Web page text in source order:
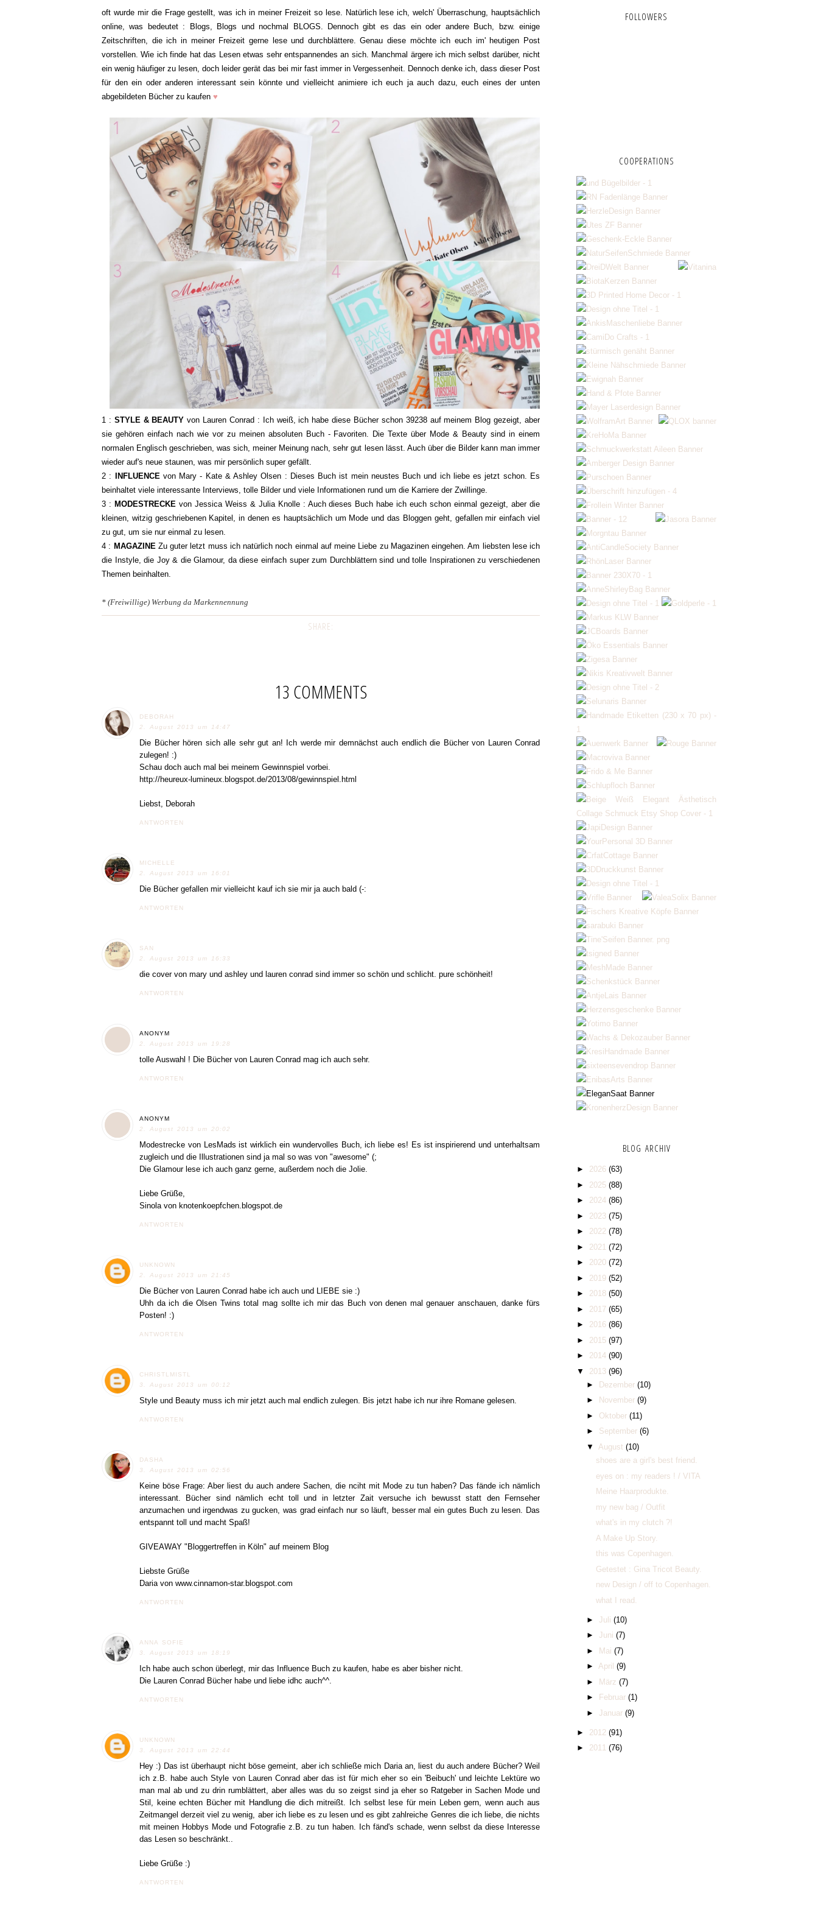
oft wurde mir die Frage gestellt, was ich in meiner Freizeit so lese. Natürlich lese ich, welch' Überraschung, hauptsächlich
online, was bedeutet : Blogs, Blogs und nochmal BLOGS. Dennoch gibt es das ein oder andere Buch, bzw. einige
Zeitschriften, die ich in meiner Freizeit gerne lese und durchblättere. Genau diese möchte ich euch im' heutigen Post
vorstellen. Wie ich finde hat das Lesen etwas sehr entspannendes an sich. Manchmal ärgere ich mich selbst darüber, nicht
ein wenig häufiger zu lesen, doch leider gerät das bei mir fast immer in Vergessenheit. Dennoch denke ich, dass dieser Post
für den ein oder anderen interessant sein könnte und vielleicht animiere ich euch ja auch dazu, euch eines der unten
abgebildeten Bücher zu kaufen ♥
1 : STYLE & BEAUTY von Lauren Conrad : Ich weiß, ich habe diese Bücher schon 39238 auf meinem Blog gezeigt, aber
sie gehören einfach nach wie vor zu meinen absoluten Buch - Favoriten. Die Texte über Mode & Beauty sind in einem
normalen Englisch geschrieben, was sich, meiner Meinung nach, sehr gut lesen lässt. Auch über die Bilder kann man immer
wieder auf's neue staunen, was mir persönlich super gefällt.
2 :
INFLUENCE von Mary - Kate & Ashley Olsen : Dieses Buch ist mein neustes Buch und ich liebe es jetzt schon. Es
beinhaltet viele interessante Interviews, tolle Bilder und viele Informationen rund um die Karriere der Zwillinge.
3 : MODESTRECKE von Jessica Weiss & Julia Knolle : Auch dieses Buch habe ich euch schon einmal gezeigt, aber die
kleinen, witzig geschriebenen Kapitel, in denen es hauptsächlich um Mode und das Bloggen geht, gefallen mir einfach viel
zu gut, um sie nur einmal zu lesen.
4 : MAGAZINE Zu guter letzt muss ich natürlich noch einmal auf meine Liebe zu Magazinen eingehen. Am liebsten lese ich
die Instyle, die Joy & die Glamour, da diese einfach super zum Durchblättern sind und tolle Inspirationen zu verschiedenen
Themen beinhalten.
* (Freiwillige) Werbung da Markennennung
SHARE:
13 COMMENTS
DEBORAH
2. August 2013 um 14:47
Die Bücher hören sich alle sehr gut an! Ich werde mir demnächst auch endlich die Bücher von Lauren Conrad
zulegen! :)
Schau doch auch mal bei meinem Gewinnspiel vorbei.
http://heureux-lumineux.blogspot.de/2013/08/gewinnspiel.html
Liebst, Deborah
ANTWORTEN
MICHELLE
2. August 2013 um 16:01
Die Bücher gefallen mir vielleicht kauf ich sie mir ja auch bald (-:
ANTWORTEN
SAN
2. August 2013 um 16:33
die cover von mary und ashley und lauren conrad sind immer so schön und schlicht. pure schönheit!
ANTWORTEN
ANONYM
2. August 2013 um 19:28
tolle Auswahl ! Die Bücher von Lauren Conrad mag ich auch sehr.
ANTWORTEN
ANONYM
2. August 2013 um 20:02
Modestrecke von LesMads ist wirklich ein wundervolles Buch, ich liebe es! Es ist inspirierend und unterhaltsam
zugleich und die Illustrationen sind ja mal so was von "awesome" (;
Die Glamour lese ich auch ganz gerne, außerdem noch die Jolie.
Liebe Grüße,
Sinola von knotenkoepfchen.blogspot.de
ANTWORTEN
UNKNOWN
2. August 2013 um 21:45
Die Bücher von Lauren Conrad habe ich auch und LIEBE sie :)
Uhh da ich die Olsen Twins total mag sollte ich mir das Buch von denen mal genauer anschauen, danke fürs
Posten! :)
ANTWORTEN
CHRISTLMISTL
3. August 2013 um 00:12
Style und Beauty muss ich mir jetzt auch mal endlich zulegen. Bis jetzt habe ich nur ihre Romane gelesen.
ANTWORTEN
DASHA
3. August 2013 um 02:56
Keine böse Frage: Aber liest du auch andere Sachen, die nciht mit Mode zu tun haben? Das fände ich nämlich
interessant. Bücher sind nämlich echt toll und in letzter Zait versuche ich bewusst statt den Fernseher
anzumachen und irgendwas zu gucken, was grad einfach nur so läuft, besser mal ein gutes Buch zu lesen. Das
entspannt toll und macht Spaß!
GIVEAWAY "Bloggertreffen in Köln" auf meinem Blog
Liebste Grüße
Daria von www.cinnamon-star.blogspot.com
ANTWORTEN
ANNA SOFIE
3. August 2013 um 18:19
Ich habe auch schon überlegt, mir das Influence Buch zu kaufen, habe es aber bisher nicht.
Die Lauren Conrad Bücher habe und liebe idhc auch^^.
ANTWORTEN
UNKNOWN
3. August 2013 um 22:44
Hey :) Das ist überhaupt nicht böse gemeint, aber ich schließe mich Daria an, liest du auch andere Bücher? Weil
ich z.B. habe auch Style von Lauren Conrad aber das ist für mich eher so ein 'Beibuch' und leichte Lektüre wo
man mal ab und zu drin rumblättert, aber alles was du so zeigst sind ja eher so Ratgeber in Sachen Mode und
Stil, keine echten Bücher mit Handlung die dich mitreißt. Ich selbst lese für mein Leben gern, wenn auch aus
Zeitmangel derzeit viel zu wenig, aber ich liebe es zu lesen und es gibt zahlreiche Genres die ich liebe, die nichts
mit meinen Hobbys Mode und Fotografie z.B. zu tun haben. Ich fänd's schade, wenn selbst da diese Interesse
das Lesen so beschränkt..
Liebe Grüße :)
ANTWORTEN
FOLLOWERS
COOPERATIONS
BLOG ARCHIV
► 2026 (63)
► 2025 (88)
► 2024 (86)
► 2023 (75)
► 2022 (78)
► 2021 (72)
► 2020 (72)
► 2019 (52)
► 2018 (50)
► 2017 (65)
► 2016 (86)
► 2015 (97)
► 2014 (90)
▼ 2013 (96)
►
Dezember (10)
►
November (9)
► Oktober (11)
► September (6)
▼ August (10)
shoes are a girl's best friend.
eyes on : my readers ! / VITA
Meine Haarprodukte.
my new bag / Outfit
what's in my clutch ?!
A Make Up Story.
this was Copenhagen.
Getestet : Gina Tricot Beauty.
new Design / off to Copenhagen.
what I read.
► Juli (10)
► Juni (7)
► Mai (7)
► April (9)
► März (7)
►
Februar (1)
► Januar (9)
► 2012 (91)
► 2011 (76)